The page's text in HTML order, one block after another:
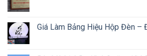
Giá Làm Bảng Hiệu Hộp Đèn –